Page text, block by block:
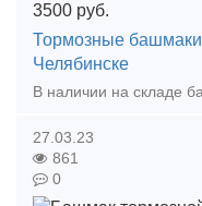
3500 руб.
Тормозные башмаки
Челябинске
27.03.23
861
0